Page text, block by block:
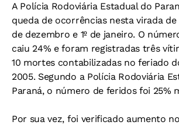
A Polícia Rodoviária Estadual do
queda de ocorrências nesta virada
de dezembro e 1º de janeiro. O
caiu 24% e foram registradas três
10 mortes contabilizadas no feriado
2005. Segundo a Polícia Rodoviária
Paraná, o número de feridos foi 25%
Por sua vez, foi verificado aumento